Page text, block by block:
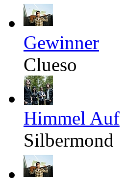
Gewinner
Clueso
Himmel Auf
Silbermond